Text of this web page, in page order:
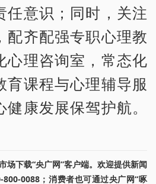
任意识；同时，关注
配齐配强专职心理教
心理咨询室，常态化
育课程与心理辅导服
康发展保驾护航。
场下载“央广网”客户端。欢迎提供新闻
0088；消费者也可通过央广网“啄